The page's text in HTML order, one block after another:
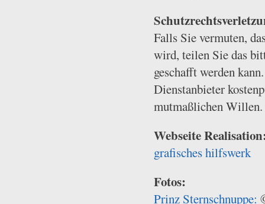
Falls Sie vermuten,
wird, teilen Sie das
geschafft werden
Dienstanbieter
mutmaßlichen Willen.
Webseite
grafisches hilfswerk
Fotos:
Prinz Sternschnuppe: